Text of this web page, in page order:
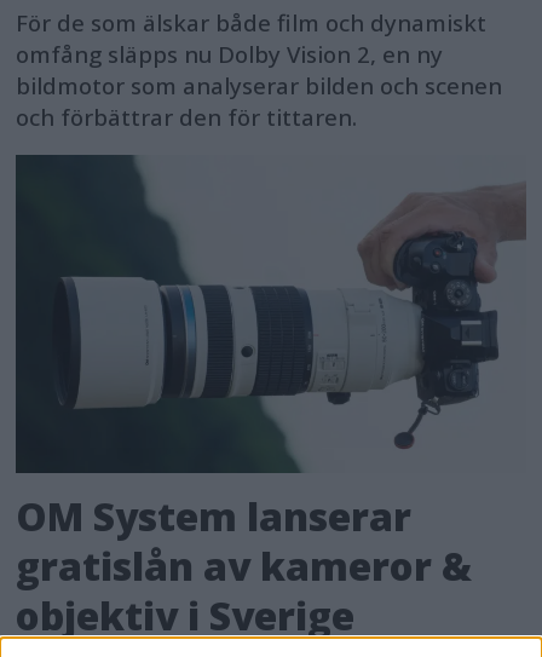
För de som älskar både film och dynamiskt
omfång släpps nu Dolby Vision 2, en ny
bildmotor som analyserar bilden och scenen
och förbättrar den för tittaren.
OM System lanserar
gratislån av kameror &
objektiv i Sverige